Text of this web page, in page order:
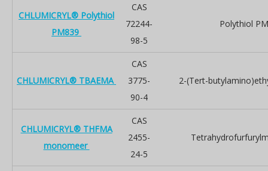
CHLUMICRYL® Polythiol
PM839
CAS
72244-
98-5
Polythiol
CHLUMICRYL® TBAEMA
CAS
3775-
90-4
2-(Tert-
CHLUMICRYL® THFMA
monomeer
CAS
2455-
24-5